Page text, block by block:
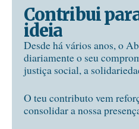
Contribui
ideia
Desde há vários anos, o
diariamente o seu
justiça social, a
O teu contributo vem
consolidar a nossa